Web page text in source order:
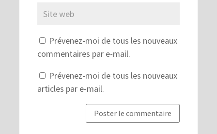
Prévenez-moi de tous les nouveaux
commentaires par e-mail.
Prévenez-moi de tous les nouveaux
articles par e-mail.